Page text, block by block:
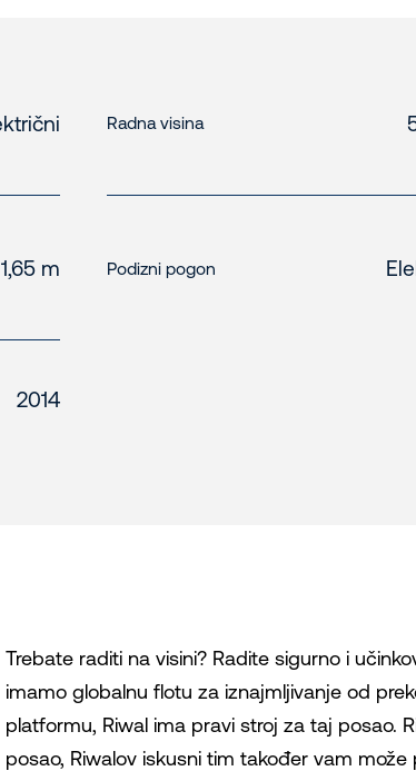
Radna visina
1,65 m Podizni pogon
2014
Trebate raditi na visini? Radite sigurno i
imamo globalnu flotu za iznajmljivanje od
platformu, Riwal ima pravi stroj za taj posao.
posao, Riwalov iskusni tim također vam